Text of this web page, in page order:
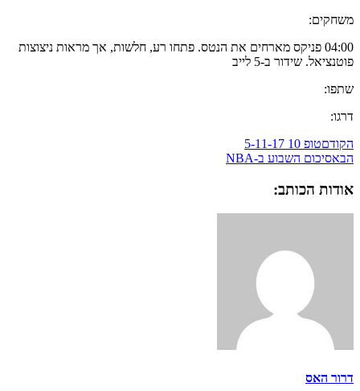
משחקים:
04:00 פניקס מארחים את הנטס. פתחו רע, חלשות, אך מראות ניצוצות
פוטנציאל. שידור ב-5 לייב
שתפו:
דרגו:
הקודםטופ 10 5-11-17
הבאסיכום השבוע ב-NBA
אודות הכותב:
דרור האס